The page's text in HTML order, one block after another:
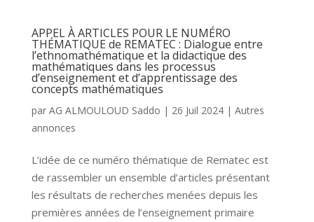
APPEL À ARTICLES POUR LE NUMÉRO
THÉMATIQUE de REMATEC : Dialogue entre
l’ethnomathématique et la didactique des
mathématiques dans les processus
d’enseignement et d’apprentissage des
concepts mathématiques
par AG ALMOULOUD Saddo | 26 Juil 2024| Autres
annonces
L’idée de ce numéro thématique de Rematec est
de rassembler un ensemble d’articles présentant
les résultats de recherches menées depuis les
premières années de l’enseignement primaire